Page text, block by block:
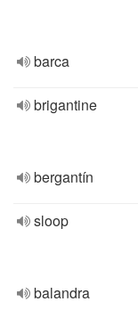
barca
brigantine
bergantín
sloop
balandra